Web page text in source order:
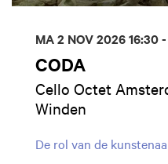
CODA
Cello Octet
Winden
De rol van de
MA 2 NOV 202616:30